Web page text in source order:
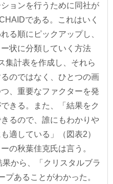
ョンを行うために同社が
である。これはいく
る順にピックアップし、
状に分類していく方法
集計表を作成し、それら
のではなく、ひとつの画
、重要なファクターを発
きる。また、「結果をク
るので、誰にもわかりや
適している」（図表2）
の秋葉佳克氏は言う。
から、「クリスタルブラ
プあることがわかった。